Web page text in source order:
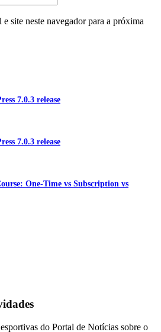
site neste navegador para a próxima
7.0.3 release
7.0.3 release
One-Time vs Subscription vs
do Portal de Notícias sobre o